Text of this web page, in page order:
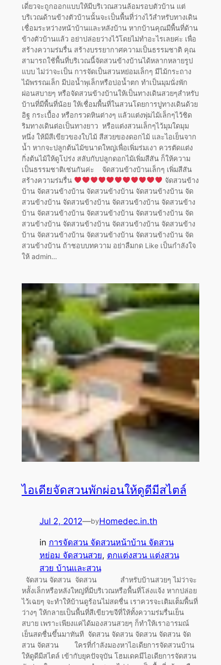
เดี่ยวจะถูกออกแบบให้มีบริเวณสวนล้อมรอบตัวบ้าน แต่
บริเวณด้านข้างตัวบ้านนั้นจะเป็นพื้นที่ว่างไว้สำหรับทางเดิน
เชื่อมระหว่างหน้าบ้านและหลังบ้าน หากบ้านคุณมีพื้นที่ด้าน
ข้างตัวบ้านแล้ว อย่าปล่อยว่างไว้โดยไม่ทำอะไรเลยค่ะ เพื่อ
สร้างความร่มรื่น สร้างบรรยากาศความเป็นธรรมชาติ คุณ
สามารถใช้พื้นที่บริเวณนี้จัดสวนข้างบ้านได้หลากหลายรูป
แบบ ไม่ว่าจะเป็น การจัดเป็นสวนหย่อมเล็กๆ มีไม้กระถาง
ไม้พรรณเล็ก มีบ่อน้ำพุเล็กหรือบ่อน้ำตก ทำเป็นมุมนั่งพัก
ผ่อนสบายๆ หรือจัดสวนข้างบ้านให้เป็นทางเดินสวยๆสำหรับ
บ้านที่มีพื้นที่น้อย ให้เชื่อมพื้นที่ในสวนโดยการปูทางเดินด้วย
อิฐ กระเบื้อง หรือกรวดหินต่างๆ แล้วแต่งพุ่มไม้เล็กๆไว้ชิด
ริมทางเดินต่อเป็นทางยาว หรือแต่งสวนเล็กๆไว้มุมใดมุม
หนึ่ง ให้มีสีเขียวของใบไม้ สีสวยของดอกไม้ และไอเย็นจาก
น้ำ หากจะปลูกต้นไม้ขนาดใหญ่เพื่อเพิ่มร่มเงา ควรตัดแต่ง
กิ่งต้นไม้ให้ดูโปร่ง สลับกับปลูกดอกไม้เพิ่มสีสัน ก็ให้ความ
เป็นธรรมชาติเช่นกันค่ะ จัดสวนข้างบ้านเล็กๆ เพิ่มสีสัน
สร้างความร่มรื่น
จัดสวนข้าง
บ้าน จัดสวนข้างบ้าน จัดสวนข้างบ้าน จัดสวนข้างบ้าน จัด
สวนข้างบ้าน จัดสวนข้างบ้าน จัดสวนข้างบ้าน จัดสวนข้าง
บ้าน จัดสวนข้างบ้าน จัดสวนข้างบ้าน จัดสวนข้างบ้าน จัด
สวนข้างบ้าน จัดสวนข้างบ้าน จัดสวนข้างบ้าน จัดสวนข้าง
บ้าน จัดสวนข้างบ้าน จัดสวนข้างบ้าน จัดสวนข้างบ้าน จัด
สวนข้างบ้าน ถ้าชอบบทความ อย่าลืมกด Like เป็นกำลังใจ
ให้ admin…
ไอเดียจัดสวนพักผ่อนให้ดูดีมีสไตล์
Jul 2, 2012—byHomedec.in.th
in การจัดสวน จัดสวนหน้าบ้าน จัดสวน
หย่อม จัดสวนสวย, ตกแต่งสวน แต่งสวน
สวย บ้านและสวน
จัดสวน จัดสวน จัดสวน สำหรับบ้านสวยๆ ไม่ว่าจะ
หลัังเล็กหรือหลังใหญ่ที่มีบริเวณหรือพื้นที่โล่งแจ้ง หากปล่อย
ไว้เฉยๆ จะทำให้บ้านดูร้อนไม่สดชื่น เราควรจะเติมเต็มพื้นที่
ว่างๆ ให้กลายเป็นพื้นที่สีเขียวขจีที่ให้ทั้งความร่มรื่นเย็น
สบาย เพราะเพียงแค่ได้มองสวนสวยๆ ก็ทำให้เราอารมณ์
เย็นสดชื่นขึ้นมาทันที จัดสวน จัดสวน จัดสวน จัดสวน จัด
สวน จัดสวน ใครที่กำลังมองหาไอเดียการจัดสวนบ้าน
ให้ดูดีมีสไตล์ เข้ากับยุคปัจจุบัน โฮมเดคมีไอเดียการจัดสวน